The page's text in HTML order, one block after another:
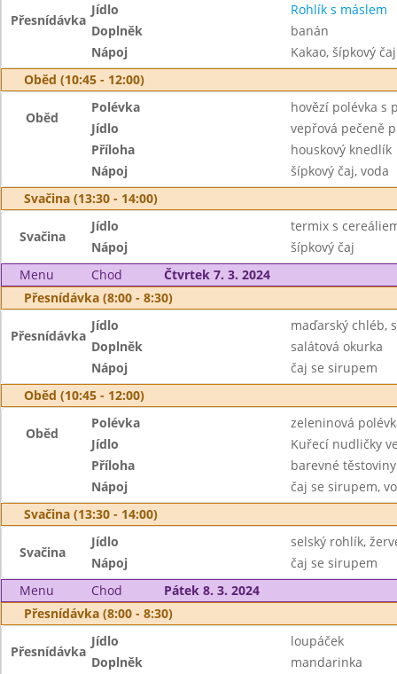
Přesnídávka
Jídlo
Rohlík s máslem
Doplněk
banán
Nápoj
Kakao, šípkový čaj
Oběd (10:45 - 12:00)
Oběd
Polévka
hovězí polévka s
Jídlo
vepřová pečeně
Příloha
houskový knedlík
Nápoj
šípkový čaj, voda
Svačina (13:30 - 14:00)
Svačina
Jídlo
termix s
Nápoj
šípkový čaj
Menu
Chod
Čtvrtek 7. 3. 2024
Přesnídávka (8:00 - 8:30)
Přesnídávka
Jídlo
maďarský chléb,
Doplněk
salátová okurka
Nápoj
čaj se sirupem
Oběd (10:45 - 12:00)
Oběd
Polévka
zeleninová
Jídlo
Kuřecí nudličky
Příloha
barevné těstoviny
Nápoj
čaj se sirupem,
Svačina (13:30 - 14:00)
Svačina
Jídlo
selský rohlík,
Nápoj
čaj se sirupem
Menu
Chod
Pátek 8. 3. 2024
Přesnídávka (8:00 - 8:30)
Přesnídávka
Jídlo
loupáček
Doplněk
mandarinka